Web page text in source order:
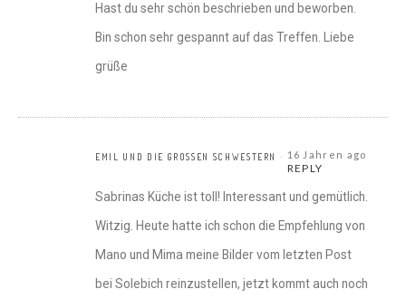
Hast du sehr schön beschrieben und beworben.
Bin schon sehr gespannt auf das Treffen. Liebe
grüße
EMIL UND DIE GROSSEN SCHWESTERN 16 Jahren ago
REPLY
Sabrinas Küche ist toll! Interessant und gemütlich.
Witzig. Heute hatte ich schon die Empfehlung von
Mano und Mima meine Bilder vom letzten Post
bei Solebich reinzustellen, jetzt kommt auch noch